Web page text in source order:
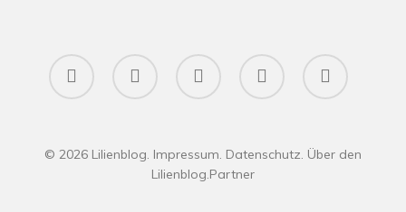
twitter facebook pinterest RSS instagram
© 2026 Lilienblog. Impressum. Datenschutz. Über den
Lilienblog.Partner